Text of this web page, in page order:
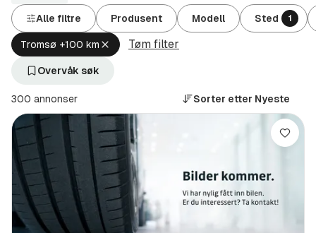
Alle filtre Produsent Modell Sted 1
Tromsø +100 km Fjern
aktivt
(Sted)
Tøm filter
Overvåk søk
300 annonser Sorter etter Nyeste
Lagre